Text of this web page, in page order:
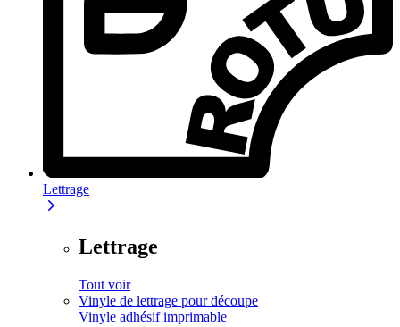
Lettrage
Lettrage
Tout voir
Vinyle de lettrage pour découpe
Vinyle adhésif imprimable